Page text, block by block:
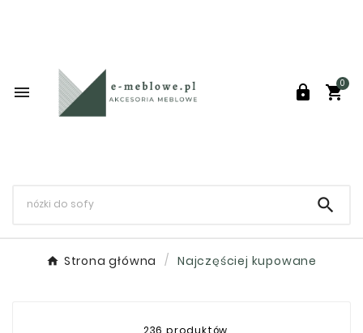
  
0

Strona główna Najczęściej kupowane
236 produktów